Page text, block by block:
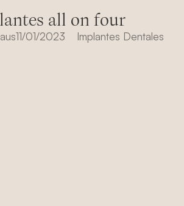
all on four
11/01/2023 Implantes Dentales